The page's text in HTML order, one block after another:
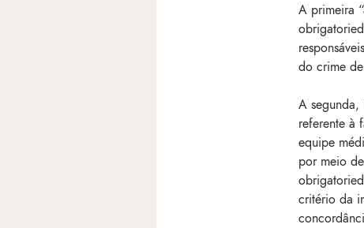
A primeira
do crime
A
referente à
equipe
por meio
critério da